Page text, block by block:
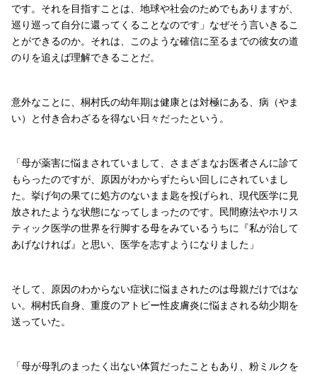
です。それを目指すことは、地球や社会のためでもありますが、
巡り巡って自分に還ってくることなのです」なぜそう言いきるこ
とができるのか。それは、このような確信に至るまでの彼女の道
のりを追えば理解できることだ。
意外なことに、桐村氏の幼年期は健康とは対極にある、病（やま
い）と付き合わざるを得ない日々だったという。
「母が薬害に悩まされていまして、さまざまなお医者さんに診て
もらったのですが、原因がわからずたらい回しにされていまし
た。挙げ句の果てに処方のないまま匙を投げられ、現代医学に見
放されたような状態になってしまったのです。民間療法やホリス
ティック医学の世界を行脚する母をみているうちに『私が治して
あげなければ』と思い、医学を志すようになりました」
そして、原因のわからない症状に悩まされたのは母親だけではな
い。桐村氏自身、重度のアトピー性皮膚炎に悩まされる幼少期を
送っていた。
「母が母乳のまったく出ない体質だったこともあり、粉ミルクを